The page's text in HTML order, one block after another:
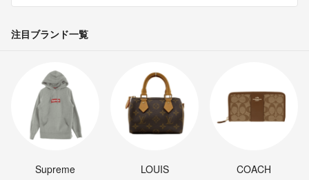
注目ブランド一覧
Supreme
LOUIS
COACH